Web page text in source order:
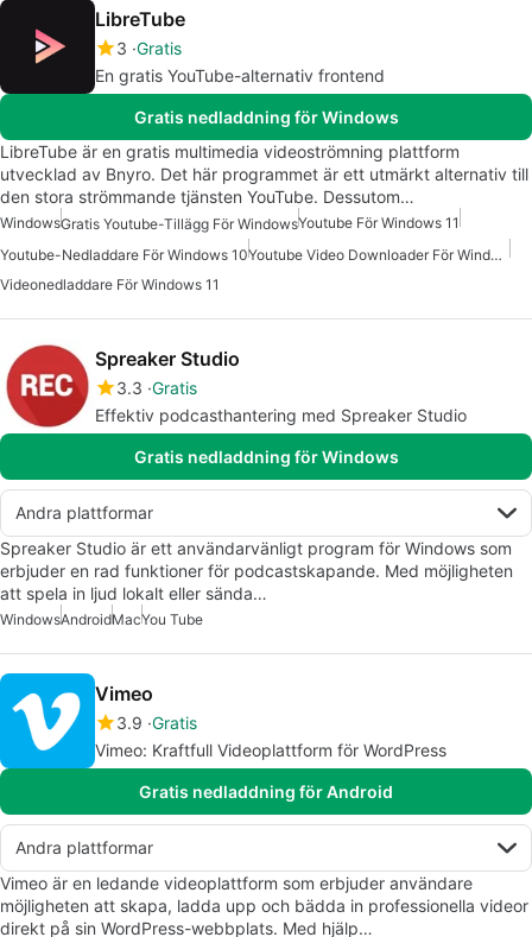
LibreTube
3 Gratis
En gratis YouTube-alternativ frontend
Gratis nedladdning för Windows
LibreTube är en gratis multimedia videoströmning plattform
utvecklad av Bnyro. Det här programmet är ett utmärkt alternativ till
den stora strömmande tjänsten YouTube. Dessutom…
WindowsGratis Youtube-Tillägg För WindowsYoutube För Windows 11
Youtube-Nedladdare För Windows 10
Youtube Video Downloader För Windows 10
Videonedladdare För Windows 11
Spreaker Studio
3.3 Gratis
Effektiv podcasthantering med Spreaker Studio
Gratis nedladdning för Windows
Andra plattformar
Spreaker Studio är ett användarvänligt program för Windows som
erbjuder en rad funktioner för podcastskapande. Med möjligheten
att spela in ljud lokalt eller sända…
WindowsAndroidMacYou Tube
Vimeo
3.9 Gratis
Vimeo: Kraftfull Videoplattform för WordPress
Gratis nedladdning för Android
Andra plattformar
Vimeo är en ledande videoplattform som erbjuder användare
möjligheten att skapa, ladda upp och bädda in professionella videor
direkt på sin WordPress-webbplats. Med hjälp…